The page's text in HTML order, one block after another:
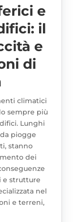
e
il
e
di
climatici
sempre più
Lunghi
piogge
stanno
dei
e strutture
nel
e terreni,